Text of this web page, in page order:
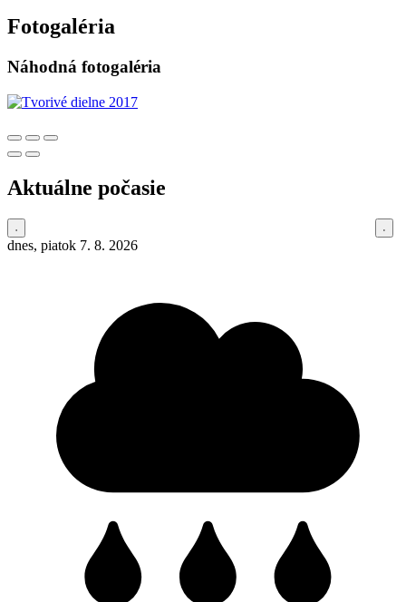
Fotogaléria
Náhodná fotogaléria
Aktuálne počasie
dnes, piatok 7. 8. 2026